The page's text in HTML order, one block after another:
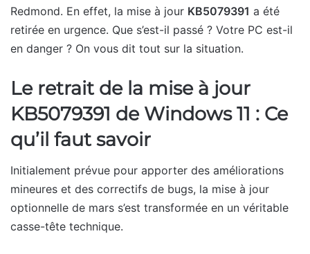
Redmond. En effet, la mise à jour KB5079391 a été
retirée en urgence. Que s’est-il passé ? Votre PC est-il
en danger ? On vous dit tout sur la situation.
Le retrait de la mise à jour
KB5079391 de Windows 11 : Ce
qu’il faut savoir
Initialement prévue pour apporter des améliorations
mineures et des correctifs de bugs, la mise à jour
optionnelle de mars s’est transformée en un véritable
casse-tête technique.